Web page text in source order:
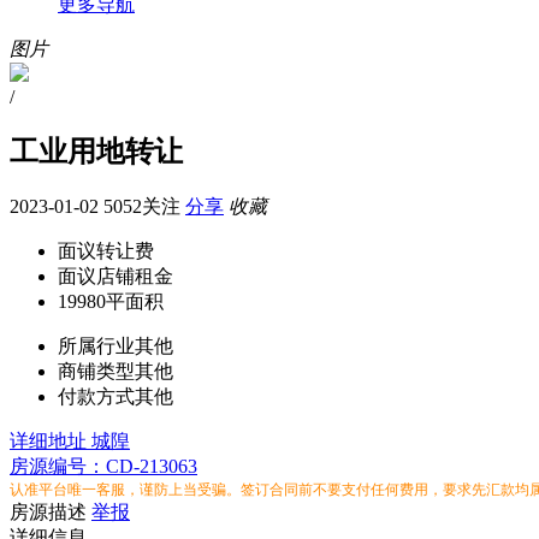
更多导航
图片
/
工业用地转让
2023-01-02 5052关注 分享 收藏
面议转让费
面议店铺租金
19980平面积
所属行业其他
商铺类型其他
付款方式其他
详细地址 城隍
房源编号：CD-213063
认准平台唯一客服，谨防上当受骗。签订合同前不要支付任何费用，要求先汇款均
房源描述 举报